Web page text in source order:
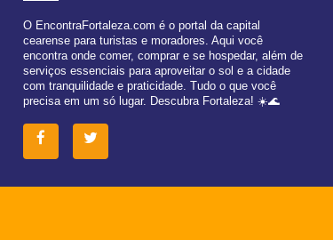
O EncontraFortaleza.com é o portal da capital
cearense para turistas e moradores. Aqui você
encontra onde comer, comprar e se hospedar, além de
serviços essenciais para aproveitar o sol e a cidade
com tranquilidade e praticidade. Tudo o que você
precisa em um só lugar. Descubra Fortaleza! ☀️🌊